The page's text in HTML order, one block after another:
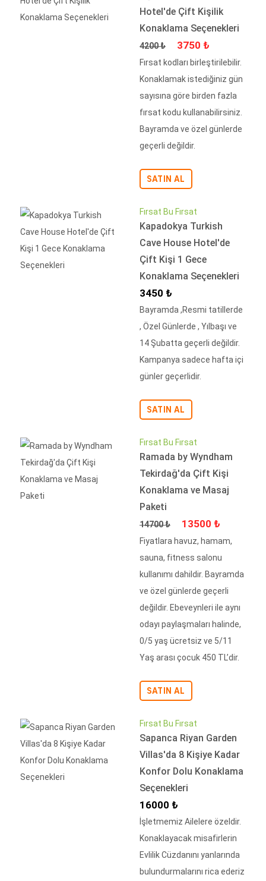
Hotel'de Çift Kişilik
Konaklama Seçenekleri
Fiyat
4200 ₺ İndirimli Fiyat
3750 ₺
Fırsat kodları birleştirilebilir.
Konaklamak istediğiniz gün
sayısına göre birden fazla
fırsat kodu kullanabilirsiniz.
Bayramda ve özel günlerde
geçerli değildir.
SATIN AL
Fırsat Bu Fırsat
Kapadokya Turkish
Cave House Hotel'de
Çift Kişi 1 Gece
Konaklama Seçenekleri
İndirimli Fiyat
3450 ₺
Bayramda ,Resmi tatillerde
, Özel Günlerde , Yılbaşı ve
14 Şubatta geçerli değildir.
Kampanya sadece hafta içi
günler geçerlidir.
SATIN AL
Fırsat Bu Fırsat
Ramada by Wyndham
Tekirdağ'da Çift Kişi
Konaklama ve Masaj
Paketi
Fiyat
14700 ₺ İndirimli Fiyat
13500 ₺
Fiyatlara havuz, hamam,
sauna, fitness salonu
kullanımı dahildir. Bayramda
ve özel günlerde geçerli
değildir. Ebeveynleri ile aynı
odayı paylaşmaları halinde,
0/5 yaş ücretsiz ve 5/11
Yaş arası çocuk 450 TL’dir.
SATIN AL
Fırsat Bu Fırsat
Sapanca Riyan Garden
Villas'da 8 Kişiye Kadar
Konfor Dolu Konaklama
Seçenekleri
İndirimli Fiyat
16000 ₺
İşletmemiz Ailelere özeldir.
Konaklayacak misafirlerin
Evlilik Cüzdanını yanlarında
bulundurmalarını rica ederiz